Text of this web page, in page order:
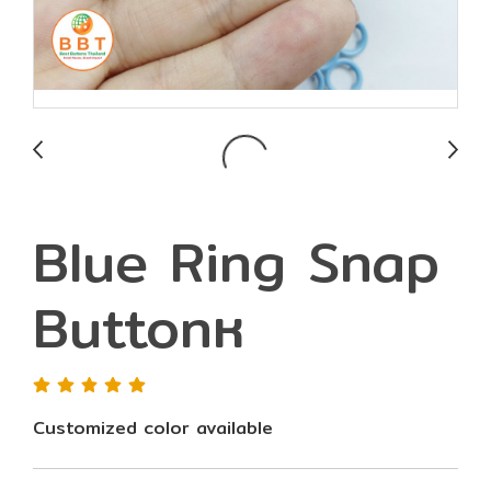
Blue Ring Snap
Buttonห
Customized color available